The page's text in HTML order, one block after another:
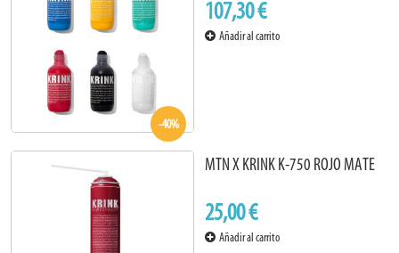
-40%
107,30 €
Añadir al carrito
MTN X KRINK K-750 ROJO MATE
25,00 €
Añadir al carrito